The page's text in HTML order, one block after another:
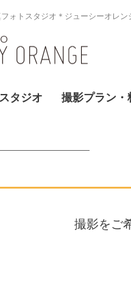
ォトスタジオ＊ジューシーオレ
タジオ 撮影プラン・
撮影をご